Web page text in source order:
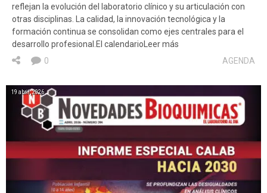
reflejan la evolución del laboratorio clínico y su articulación con
otras disciplinas. La calidad, la innovación tecnológica y la
formación continua se consolidan como ejes centrales para el
desarrollo profesional.El calendarioLeer más
AGENDA
0
19 abril, 2026